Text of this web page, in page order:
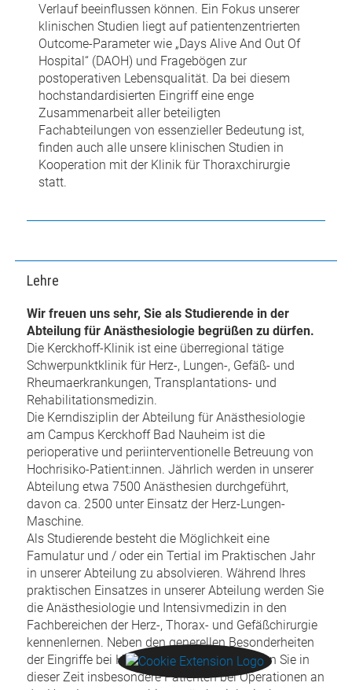
Verlauf beeinflussen können. Ein Fokus unserer
klinischen Studien liegt auf patientenzentrierten
Outcome-Parameter wie „Days Alive And Out Of
Hospital“ (DAOH) und Fragebögen zur
postoperativen Lebensqualität. Da bei diesem
hochstandardisierten Eingriff eine enge
Zusammenarbeit aller beteiligten
Fachabteilungen von essenzieller Bedeutung ist,
finden auch alle unsere klinischen Studien in
Kooperation mit der Klinik für Thoraxchirurgie
statt.
Lehre
Wir freuen uns sehr, Sie als Studierende in der
Abteilung für Anästhesiologie begrüßen zu dürfen.
Die Kerckhoff-Klinik ist eine überregional tätige
Schwerpunktklinik für Herz-, Lungen-, Gefäß- und
Rheumaerkrankungen, Transplantations- und
Rehabilitationsmedizin.
Die Kerndisziplin der Abteilung für Anästhesiologie
am Campus Kerckhoff Bad Nauheim ist die
perioperative und periinterventionelle Betreuung von
Hochrisiko-Patient:innen. Jährlich werden in unserer
Abteilung etwa 7500 Anästhesien durchgeführt,
davon ca. 2500 unter Einsatz der Herz-Lungen-
Maschine.
Als Studierende besteht die Möglichkeit eine
Famulatur und / oder ein Tertial im Praktischen Jahr
in unserer Abteilung zu absolvieren. Während Ihres
praktischen Einsatzes in unserer Abteilung werden Sie
die Anästhesiologie und Intensivmedizin in den
Fachbereichen der Herz-, Thorax- und Gefäßchirurgie
kennenlernen. Neben den generellen Besonderheiten
der Eingriffe bei Hochrisiko-Patienten, werden Sie in
dieser Zeit insbesondere Patienten bei Operationen an